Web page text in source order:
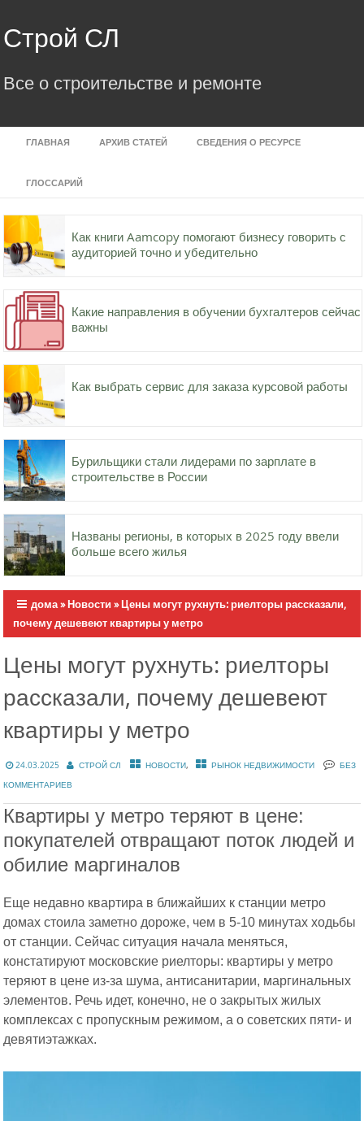
to
content
Строй СЛ
Все о строительстве и ремонте
ГЛАВНАЯ АРХИВ СТАТЕЙ СВЕДЕНИЯ О РЕСУРСЕ
ГЛОССАРИЙ
Как книги Aamcopy помогают бизнесу говорить с
аудиторией точно и убедительно
Какие направления в обучении бухгалтеров сейчас
важны
Как выбрать сервис для заказа курсовой работы
Бурильщики стали лидерами по зарплате в
строительстве в России
Названы регионы, в которых в 2025 году ввели
больше всего жилья
дома»Новости »Цены могут рухнуть: риелторы рассказали,
почему дешевеют квартиры у метро
Цены могут рухнуть: риелторы
рассказали, почему дешевеют
квартиры у метро
24.03.2025 СТРОЙ СЛ НОВОСТИ, РЫНОК НЕДВИЖИМОСТИ
БЕЗ
КОММЕНТАРИЕВ
Квартиры у метро теряют в цене:
покупателей отвращают поток людей и
обилие маргиналов
Еще недавно квартира в ближайших к станции метро
домах стоила заметно дороже, чем в 5-10 минутах ходьбы
от станции. Сейчас ситуация начала меняться,
констатируют московские риелторы: квартиры у метро
теряют в цене из-за шума, антисанитарии, маргинальных
элементов. Речь идет, конечно, не о закрытых жилых
комплексах с пропускным режимом, а о советских пяти- и
девятиэтажках.